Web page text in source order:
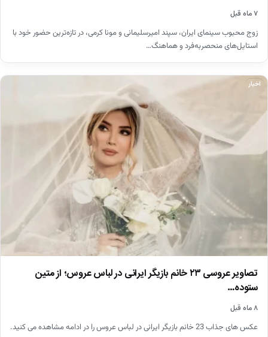
۷ ماه قبل
زوج محبوب سینمای ایران، سپند امیرسلیمانی و مونا کرمی، در تازه‌ترین حضور خود با
استایل‌های منحصربه‌فرد و هماهنگ…
اخبار
تصاویر عروسی ۲۳ خانم بازیگر ایرانی در لباس عروس؛ از متین
ستوده…
۸ ماه قبل
عکس های جذاب 23 خانم بازیگر ایرانی در لباس عروس را در ادامه مشاهده می کنید.